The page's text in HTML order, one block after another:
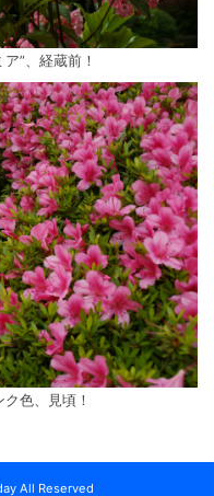
”、経蔵前！
色、見頃！
All Reserved